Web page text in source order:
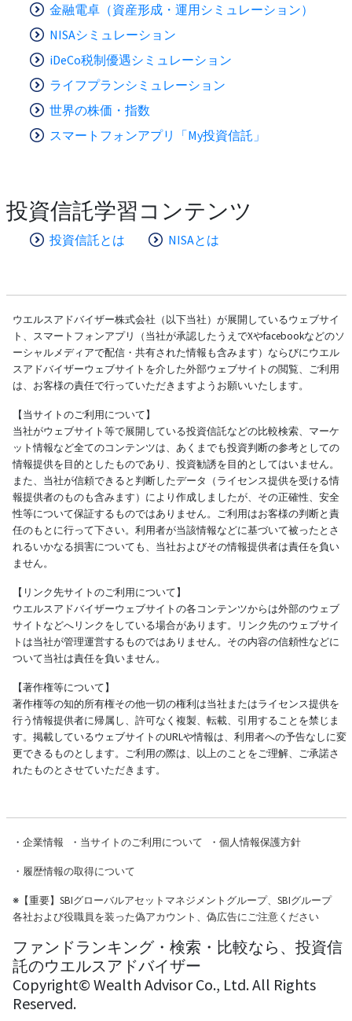
金融電卓（資産形成・運用シミュレーション）
NISAシミュレーション
iDeCo税制優遇シミュレーション
ライフプランシミュレーション
世界の株価・指数
スマートフォンアプリ「My投資信託」
投資信託学習コンテンツ
投資信託とは NISAとは
ウエルスアドバイザー株式会社（以下当社）が展開しているウェブサイ
ト、スマートフォンアプリ（当社が承認したうえでXやfacebookなどのソ
ーシャルメディアで配信・共有された情報も含みます）ならびにウエル
スアドバイザーウェブサイトを介した外部ウェブサイトの閲覧、ご利用
は、お客様の責任で行っていただきますようお願いいたします。
【当サイトのご利用について】
当社がウェブサイト等で展開している投資信託などの比較検索、マーケ
ット情報など全てのコンテンツは、あくまでも投資判断の参考としての
情報提供を目的としたものであり、投資勧誘を目的としてはいません。
また、当社が信頼できると判断したデータ（ライセンス提供を受ける情
報提供者のものも含みます）により作成しましたが、その正確性、安全
性等について保証するものではありません。ご利用はお客様の判断と責
任のもとに行って下さい。利用者が当該情報などに基づいて被ったとさ
れるいかなる損害についても、当社およびその情報提供者は責任を負い
ません。
【リンク先サイトのご利用について】
ウエルスアドバイザーウェブサイトの各コンテンツからは外部のウェブ
サイトなどへリンクをしている場合があります。リンク先のウェブサイ
トは当社が管理運営するものではありません。その内容の信頼性などに
ついて当社は責任を負いません。
【著作権等について】
著作権等の知的所有権その他一切の権利は当社またはライセンス提供を
行う情報提供者に帰属し、許可なく複製、転載、引用することを禁じま
す。掲載しているウェブサイトのURLや情報は、利用者への予告なしに変
更できるものとします。ご利用の際は、以上のことをご理解、ご承諾さ
れたものとさせていただきます。
・ 企業情報 ・ 当サイトのご利用について ・ 個人情報保護方針
・ 履歴情報の取得について
※【重要】SBIグローバルアセットマネジメントグループ、SBIグループ
各社および役職員を装った偽アカウント、偽広告にご注意ください
ファンドランキング・検索・比較なら、投資信
託のウエルスアドバイザー
Copyright© Wealth Advisor Co., Ltd. All Rights
Reserved.